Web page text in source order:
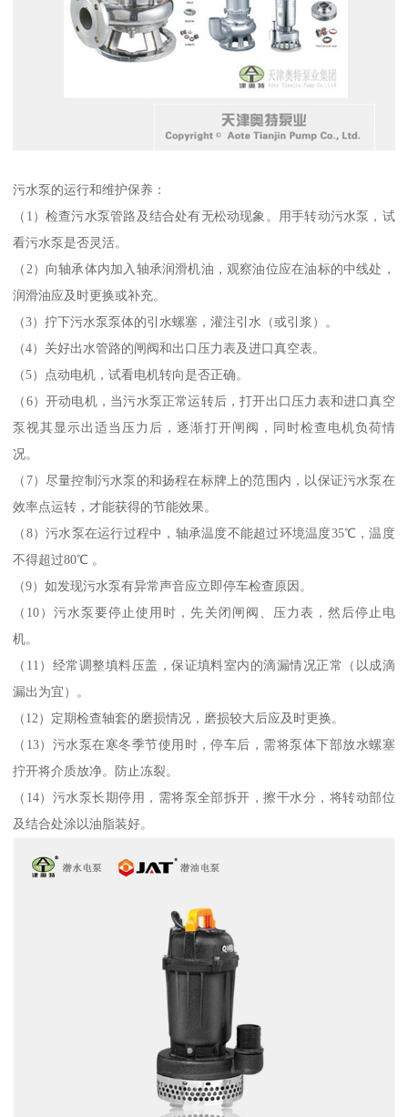
污水泵的运行和维护保养：
（1）检查污水泵管路及结合处有无松动现象。用手转动污水泵，试
看污水泵是否灵活。
（2）向轴承体内加入轴承润滑机油，观察油位应在油标的中线处，
润滑油应及时更换或补充。
（3）拧下污水泵泵体的引水螺塞，灌注引水（或引浆）。
（4）关好出水管路的闸阀和出口压力表及进口真空表。
（5）点动电机，试看电机转向是否正确。
（6）开动电机，当污水泵正常运转后，打开出口压力表和进口真空
泵视其显示出适当压力后，逐渐打开闸阀，同时检查电机负荷情
况。
（7）尽量控制污水泵的和扬程在标牌上的范围内，以保证污水泵在
效率点运转，才能获得的节能效果。
（8）污水泵在运行过程中，轴承温度不能超过环境温度35℃，温度
不得超过80℃ 。
（9）如发现污水泵有异常声音应立即停车检查原因。
（10）污水泵要停止使用时，先关闭闸阀、压力表，然后停止电
机。
（11）经常调整填料压盖，保证填料室内的滴漏情况正常（以成滴
漏出为宜）。
（12）定期检查轴套的磨损情况，磨损较大后应及时更换。
（13）污水泵在寒冬季节使用时，停车后，需将泵体下部放水螺塞
拧开将介质放净。防止冻裂。
（14）污水泵长期停用，需将泵全部拆开，擦干水分，将转动部位
及结合处涂以油脂装好。